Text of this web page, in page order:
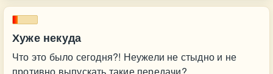
Хуже некуда
Что это было сегодня?! Неужели не стыдно и не